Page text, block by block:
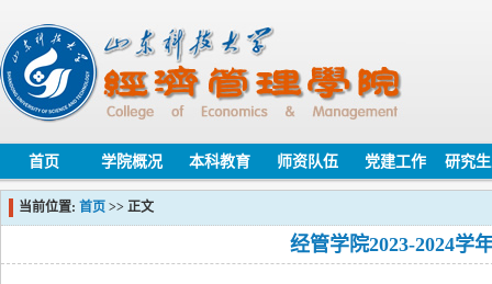
首页 学院概况 本科教育 师资队伍 党建工作 研究
当前位置: 首页 >> 正文
经管学院2023-2024学